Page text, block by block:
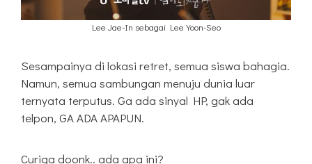
Lee Jae-In sebagai Lee Yoon-Seo
Sesampainya di lokasi retret, semua siswa bahagia.
Namun, semua sambungan menuju dunia luar
ternyata terputus. Ga ada sinyal HP, gak ada
telpon, GA ADA APAPUN.
Curiga doonk.. ada apa ini?